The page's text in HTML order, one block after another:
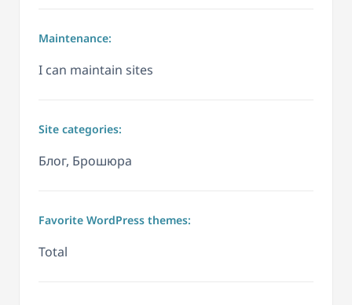
Maintenance:
I can maintain sites
Site categories:
Блог, Брошюра
Favorite WordPress themes:
Total